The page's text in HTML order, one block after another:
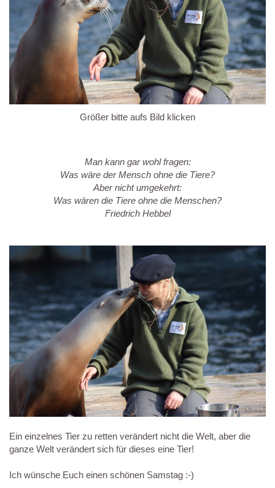
Größer bitte aufs Bild klicken
Man kann gar wohl fragen:
Was wäre der Mensch ohne die Tiere?
Aber nicht umgekehrt:
Was wären die Tiere ohne die Menschen?
Friedrich Hebbel
Ein einzelnes Tier zu retten verändert nicht die Welt, aber die
ganze Welt verändert sich für dieses eine Tier!
Ich wünsche Euch einen schönen Samstag :-)